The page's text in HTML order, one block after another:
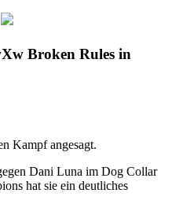
Broken Rules in
Kampf angesagt.
Dani Luna im Dog Collar
hat sie ein deutliches